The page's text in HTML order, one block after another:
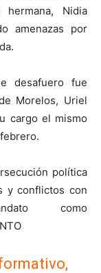
Nidia
amenazas por
desafuero fue
Morelos, Uriel
cargo el mismo
política
y conflictos con
como